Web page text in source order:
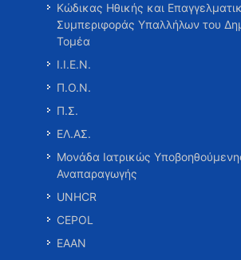
Κώδικας Ηθικής και
Συμπεριφοράς Υπαλλήλων του
Τομέα
Ι.Ι.Ε.Ν.
Π.Ο.Ν.
Π.Σ.
ΕΛ.ΑΣ.
Μονάδα Ιατρικώς
Αναπαραγωγής
UNHCR
CEPOL
ΕΑΑΝ